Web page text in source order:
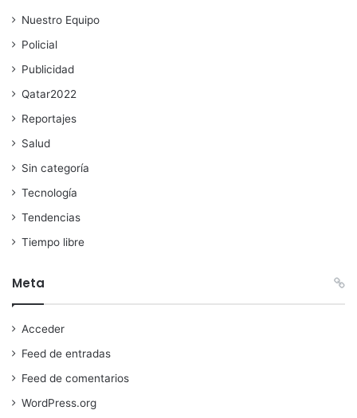
Nuestro Equipo
Policial
Publicidad
Qatar2022
Reportajes
Salud
Sin categoría
Tecnología
Tendencias
Tiempo libre
Meta
Acceder
Feed de entradas
Feed de comentarios
WordPress.org